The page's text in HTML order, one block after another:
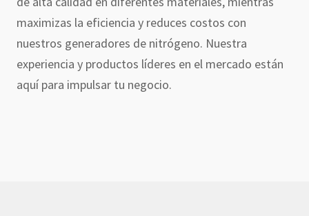
maximizas la eficiencia y reduces costos con
nuestros generadores de nitrógeno. Nuestra
experiencia y productos líderes en el mercado están
aquí para impulsar tu negocio.